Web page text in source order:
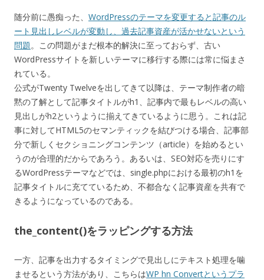
随分前に愚痴った、 WordPressのテーマを変更すると記事のル
ート見出しレベルが変動し、過去記事資産が活かせないという
問題。この問題がまだ根本的解決に至っておらず、古い
WordPressサイトを新しいテーマに移行する際には常に悩まさ
れている。
公式がTwenty Twelveを出してきて以降は、テーマ制作者の暗
黙の了解として記事タイトルがh1、記事内で最もレベルの高い
見出しがh2というように揃えてきているように思う。これは記
事に対してHTML5のセマンティックを結びつける場合、記事部
分で新しくセクショニングコンテンツ（article）を始めるとい
うのが合理的だからであろう。あるいは、SEO対応を売りにす
るWordPressテーマなどでは、single.phpにおける最初のh1を
記事タイトルに充てているため、不都合なく記事資産を共有で
きるようになっているのである。
the_content()をラッピングする方法
一方、記事を出力するタイミングで見出しにテキスト処理を噛
ませるという方法があり、こちらはWP hn Convertというプラ